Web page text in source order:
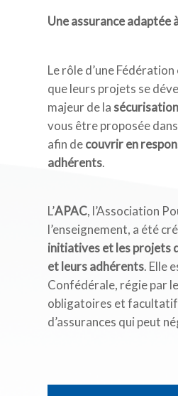
Une assurance adaptée
Le rôle d’une Fédération
que leurs projets se
majeur de la sécurisation
vous être proposée
afin decouvrir en
adhérents.
L’APAC, l’Association
l’enseignement, a été
initiatives et les projets
et leurs adhérents. Elle
Confédérale, régie par
obligatoires et
d’assurances qui peut